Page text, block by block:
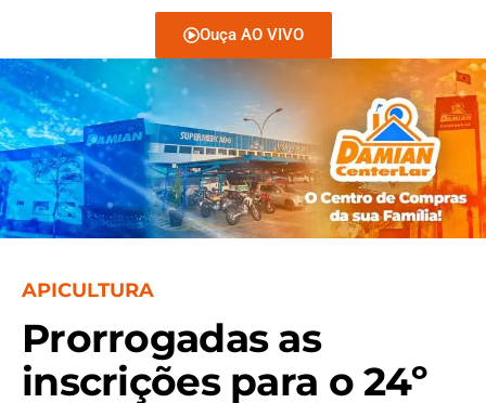
Ouça AO VIVO
APICULTURA
Prorrogadas as
inscrições para o 24º